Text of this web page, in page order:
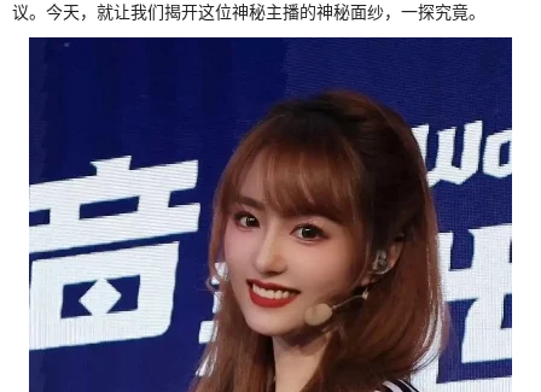
议。今天，就让我们揭开这位神秘主播的神秘面纱，一探究竟。